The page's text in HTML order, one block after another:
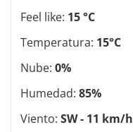
Feel like: 15 °C
Temperatura: 15°C
Nube: 0%
Humedad: 85%
Viento: SW - 11 km/h